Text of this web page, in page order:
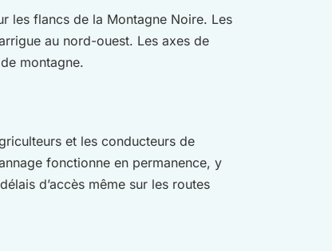
les flancs de la Montagne Noire. Les
au nord-ouest. Les axes de
montagne.
et les conducteurs de
fonctionne en permanence, y
d’accès même sur les routes